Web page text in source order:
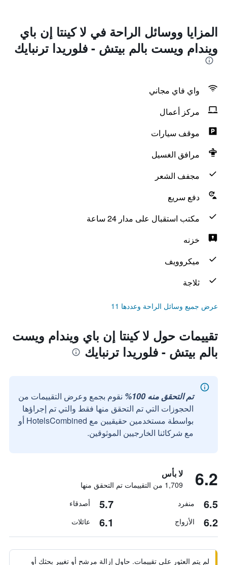
المزايا ووسائل الراحة في لا كينتا إن باي
ويندام ويست بالم بيتش - فلوريدا ترنبايك
واي فاي مجاني
مركز أعمال
موقف سيارات
مرافق الغسيل
مجفف الشعر
دفع سريع
مكتب استقبال على مدار 24 ساعة
خزنه
ميكروويف
ثلاجة
عرض جميع وسائل الراحة وعددها 11
تقييمات حول لا كينتا إن باي ويندام ويست
بالم بيتش - فلوريدا ترنبايك
تم التحقق منه 100%
نقوم بجمع وعرض التقييمات من
الحجوزات التي تم التحقق منها فقط والتي تم إجراؤها
بواسطة مستخدمين حقيقيين مع HotelsCombined أو
مع شركائنا الخارجيين الموثوقين.
6.2 لا بأس
1,709 من التقييمات تم التحقق منها
6.5 منفرد 5.7 أصدقاء
6.2 الأزواج 6.1 عائلات
لم يتم العثور على تقييمات. حاول إزالة مرشح أو تغيير بحثك أو